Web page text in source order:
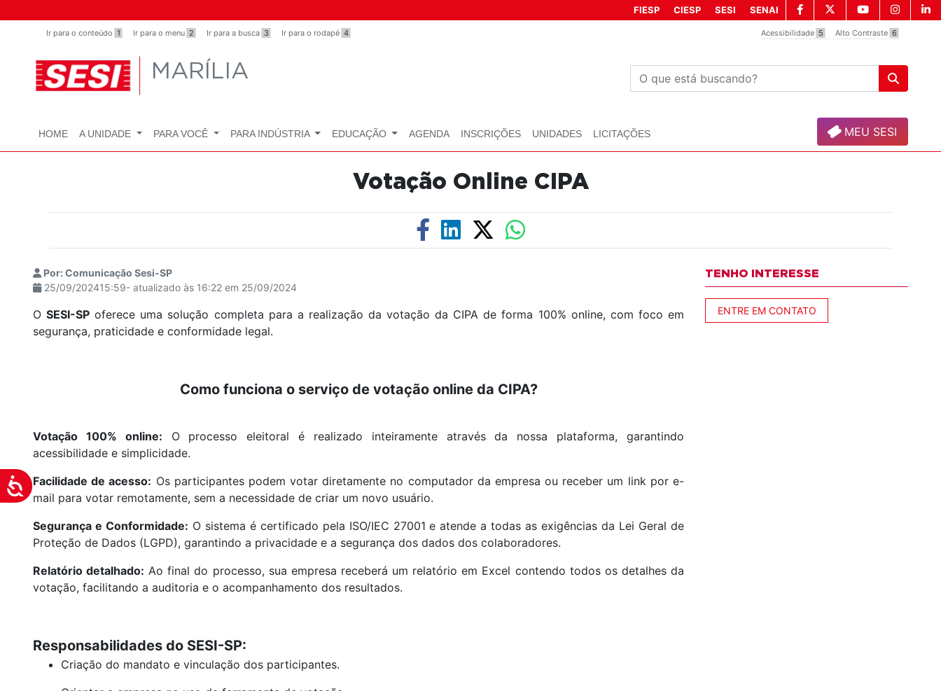
sistema
pessoas
deficiências
visuais
Control-
F10
para
acessibilidade.
Acessibilidade
Ir para o conteúdo 1 Ir para o menu 2 Ir para a busca 3 Ir para o rodapé 4 Acessibilidade 5 Alto Contraste 6
FIESP CIESP SESI SENAI
MARÍLIA
HOME A UNIDADE PARA VOCÊ PARA INDÚSTRIA EDUCAÇÃO AGENDA INSCRIÇÕES UNIDADES LICITAÇÕES MEU SESI
Votação Online CIPA
Por: Comunicação Sesi-SP
25/09/202415:59- atualizado às 16:22 em 25/09/2024
OSESI-SP oferece uma solução completa para a realização da votação da CIPA de forma 100% online, com foco em
segurança, praticidade e conformidade legal.
Como funciona o serviço de votação online da CIPA?
Votação 100% online: O processo eleitoral é realizado inteiramente através da nossa plataforma, garantindo
acessibilidade e simplicidade.
Facilidade de acesso: Os participantes podem votar diretamente no computador da empresa ou receber um link por e-
mail para votar remotamente, sem a necessidade de criar um novo usuário.
Segurança e Conformidade: O sistema é certificado pela ISO/IEC 27001 e atende a todas as exigências da Lei Geral de
Proteção de Dados (LGPD), garantindo a privacidade e a segurança dos dados dos colaboradores.
Relatório detalhado: Ao final do processo, sua empresa receberá um relatório em Excel contendo todos os detalhes da
votação, facilitando a auditoria e o acompanhamento dos resultados.
Responsabilidades do SESI-SP:
Criação do mandato e vinculação dos participantes.
TENHO INTERESSE
ENTRE EM CONTATO